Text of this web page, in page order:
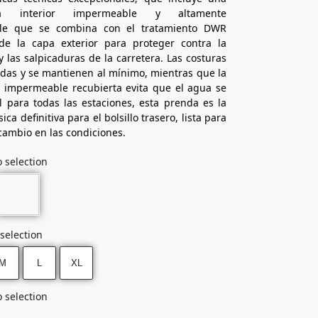
interior impermeable y altamente
que se combina con el tratamiento DWR
la capa exterior para proteger contra la
las salpicaduras de la carretera. Las costuras
y se mantienen al mínimo, mientras que la
impermeable recubierta evita que el agua se
para todas las estaciones, esta prenda es la
definitiva para el bolsillo trasero, lista para
en las condiciones.
selection
L XL
selection